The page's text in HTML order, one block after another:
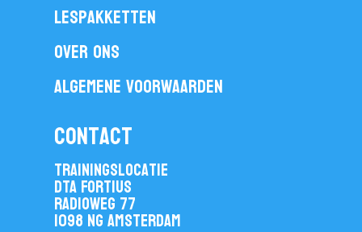
Lespakketten
Over ons
Algemene voorwaarden
contact
Trainingslocatie
DTA Fortius
Radioweg 77
1098 NG Amsterdam